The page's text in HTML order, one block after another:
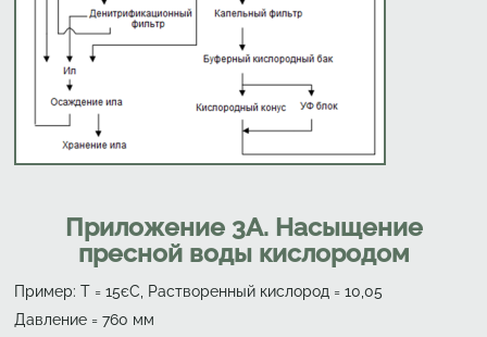
Приложение 3А. Насыщение
пресной воды кислородом
Пример: Т = 15єС, Растворенный кислород = 10,05
Давление = 760 мм